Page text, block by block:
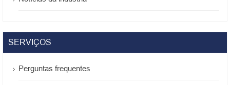
SERVIÇOS
Perguntas frequentes